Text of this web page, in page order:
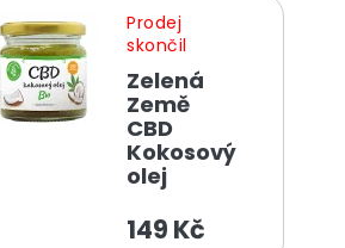
Zelená
Země
CBD
Kokosový
olej
Prodej
skončil
149 Kč